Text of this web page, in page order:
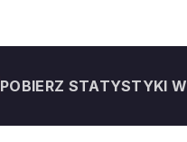
POBIERZ STATYSTYKI